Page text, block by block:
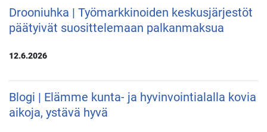
Drooniuhka | Työmarkkinoiden keskusjärjestöt
päätyivät suosittelemaan palkanmaksua
12.6.2026
Blogi | Elämme kunta- ja hyvinvointialalla kovia
aikoja, ystävä hyvä